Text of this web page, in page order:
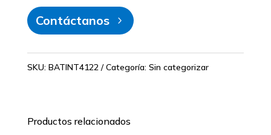
Contáctanos
SKU: BATINT4122 Categoría: Sin categorizar
Productos relacionados